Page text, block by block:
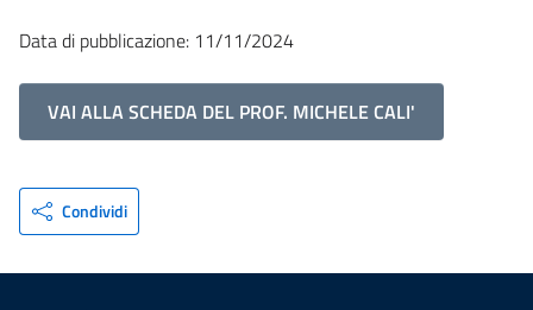
Data di pubblicazione: 11/11/2024
VAI ALLA SCHEDA DEL PROF. MICHELE CALI'
Condividi